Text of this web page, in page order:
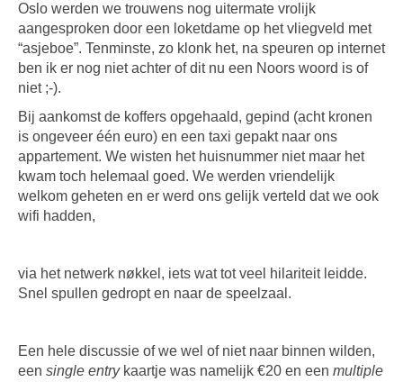
Oslo werden we trouwens nog uitermate vrolijk
aangesproken door een loketdame op het vliegveld met
“asjeboe”. Tenminste, zo klonk het, na speuren op internet
ben ik er nog niet achter of dit nu een Noors woord is of
niet ;-).
Bij aankomst de koffers opgehaald, gepind (acht kronen
is ongeveer één euro) en een taxi gepakt naar ons
appartement. We wisten het huisnummer niet maar het
kwam toch helemaal goed. We werden vriendelijk
welkom geheten en er werd ons gelijk verteld dat we ook
wifi hadden,
via het netwerk nøkkel, iets wat tot veel hilariteit leidde.
Snel spullen gedropt en naar de speelzaal.
Een hele discussie of we wel of niet naar binnen wilden,
een single entrykaartje was namelijk €20 en een multiple